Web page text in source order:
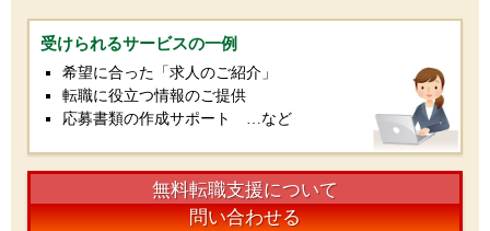
受けられるサービスの一例
希望に合った「求人のご紹介」
転職に役立つ情報のご提供
応募書類の作成サポート …など
無料転職支援について
問い合わせる